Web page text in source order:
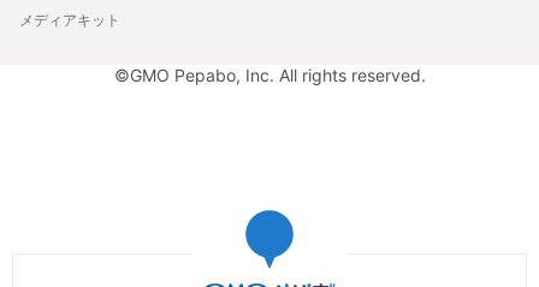
メディアキット
©GMO Pepabo, Inc. All rights reserved.